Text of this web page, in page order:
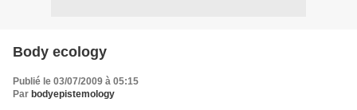
Body ecology
Publié le 03/07/2009 à 05:15
Par bodyepistemology